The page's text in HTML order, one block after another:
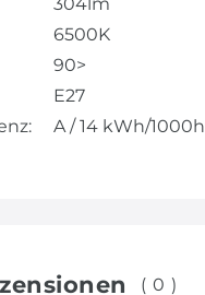
6500K
90>
E27
A / 14 kWh/1000h
(0)